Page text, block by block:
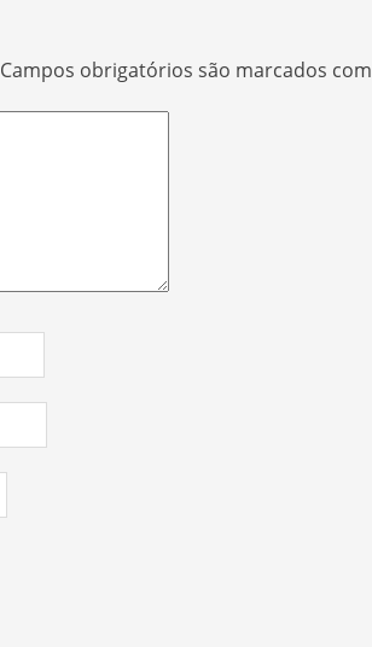
Campos obrigatórios são marcados com